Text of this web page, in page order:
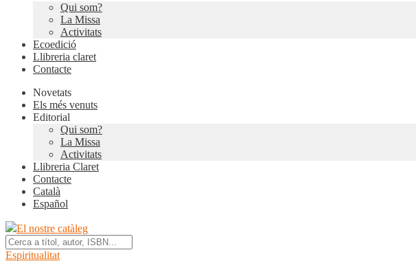
Qui som?
La Missa
Activitats
Ecoedició
Llibreria claret
Contacte
Novetats
Els més venuts
Editorial
Qui som?
La Missa
Activitats
Llibreria Claret
Contacte
Català
Español
El nostre catàleg
Espiritualitat